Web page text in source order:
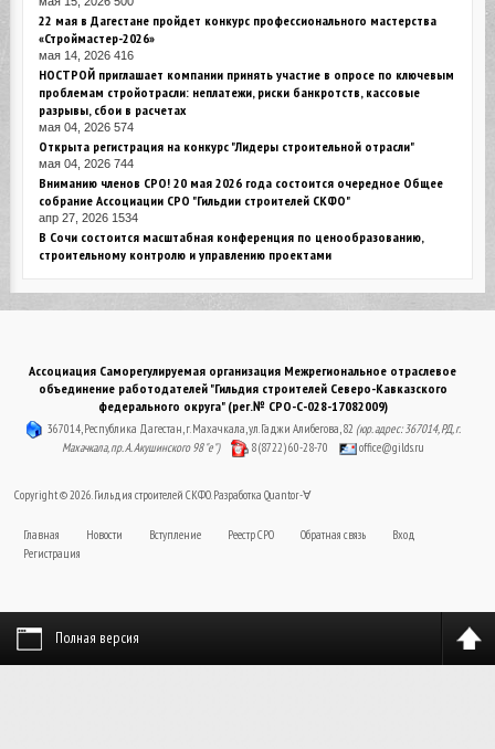
22 мая в Дагестане пройдет конкурс профессионального мастерства
«Строймастер-2026»
мая 14, 2026 416
НОСТРОЙ приглашает компании принять участие в опросе по ключевым
проблемам стройотрасли: неплатежи, риски банкротств, кассовые
разрывы, сбои в расчетах
мая 04, 2026 574
Открыта регистрация на конкурс "Лидеры строительной отрасли"
мая 04, 2026 744
Вниманию членов СРО! 20 мая 2026 года состоится очередное Общее
собрание Ассоциации СРО "Гильдии строителей СКФО"
апр 27, 2026 1534
В Сочи состоится масштабная конференция по ценообразованию,
строительному контролю и управлению проектами
Ассоциация Саморегулируемая организация Межрегиональное отраслевое
объединение работодателей "Гильдия строителей Северо-Кавказского
федерального округа" (рег.№ СРО-С-028-17082009)
367014, Республика Дагестан, г. Махачкала, ул. Гаджи Алибегова, 82 (юр. адрес: 367014, РД, г.
Махачкала, пр. А. Акушинского 98 "е")
8 (8722) 60-28-70 office@gilds.ru
Copyright © 2026. Гильдия строителей СКФО. Разработка Quantor-∀
Главная Новости Вступление Реестр СРО Обратная связь
Вход
Регистрация
Полная версия